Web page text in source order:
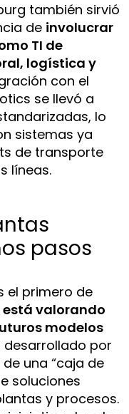
también sirvió
de involucrar
TI de
logística y
con el
se llevó a
lo
sistemas ya
de transporte
líneas.
pasos
el primero de
está valorando
modelos
desarrollado por
de una “caja de
soluciones
y procesos.